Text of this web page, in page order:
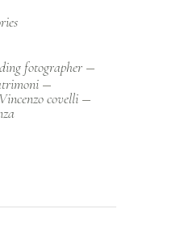
fotographer
Vincenzo covelli